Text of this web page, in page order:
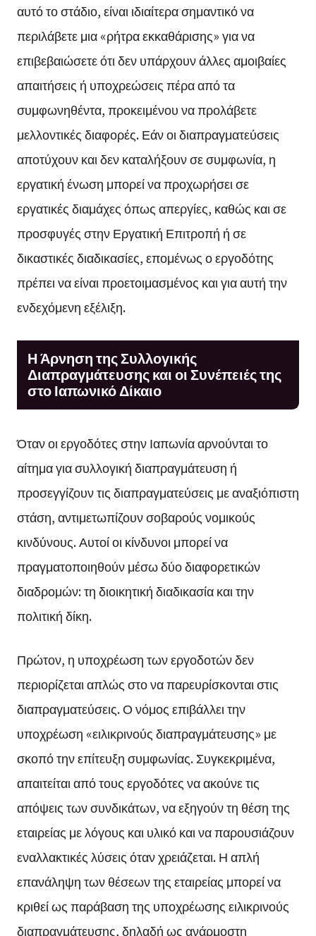
αυτό το στάδιο, είναι ιδιαίτερα σημαντικό να
περιλάβετε μια «ρήτρα εκκαθάρισης» για να
επιβεβαιώσετε ότι δεν υπάρχουν άλλες αμοιβαίες
απαιτήσεις ή υποχρεώσεις πέρα από τα
συμφωνηθέντα, προκειμένου να προλάβετε
μελλοντικές διαφορές. Εάν οι διαπραγματεύσεις
αποτύχουν και δεν καταλήξουν σε συμφωνία, η
εργατική ένωση μπορεί να προχωρήσει σε
εργατικές διαμάχες όπως απεργίες, καθώς και σε
προσφυγές στην Εργατική Επιτροπή ή σε
δικαστικές διαδικασίες, επομένως ο εργοδότης
πρέπει να είναι προετοιμασμένος και για αυτή την
ενδεχόμενη εξέλιξη.
Η Άρνηση της Συλλογικής
Διαπραγμάτευσης και οι Συνέπειές της
στο Ιαπωνικό Δίκαιο
Όταν οι εργοδότες στην Ιαπωνία αρνούνται το
αίτημα για συλλογική διαπραγμάτευση ή
προσεγγίζουν τις διαπραγματεύσεις με αναξιόπιστη
στάση, αντιμετωπίζουν σοβαρούς νομικούς
κινδύνους. Αυτοί οι κίνδυνοι μπορεί να
πραγματοποιηθούν μέσω δύο διαφορετικών
διαδρομών: τη διοικητική διαδικασία και την
πολιτική δίκη.
Πρώτον, η υποχρέωση των εργοδοτών δεν
περιορίζεται απλώς στο να παρευρίσκονται στις
διαπραγματεύσεις. Ο νόμος επιβάλλει την
υποχρέωση «ειλικρινούς διαπραγμάτευσης» με
σκοπό την επίτευξη συμφωνίας. Συγκεκριμένα,
απαιτείται από τους εργοδότες να ακούνε τις
απόψεις των συνδικάτων, να εξηγούν τη θέση της
εταιρείας με λόγους και υλικό και να παρουσιάζουν
εναλλακτικές λύσεις όταν χρειάζεται. Η απλή
επανάληψη των θέσεων της εταιρείας μπορεί να
κριθεί ως παράβαση της υποχρέωσης ειλικρινούς
διαπραγμάτευσης, δηλαδή ως ανάρμοστη